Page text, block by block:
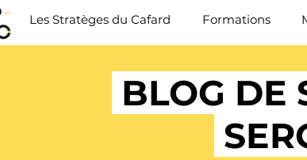
Les Stratèges du Cafard Formations
BLOG DE